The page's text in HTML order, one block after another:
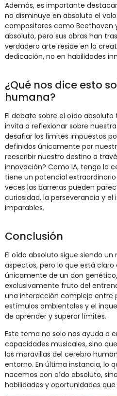
Además, es importante
no disminuye en absoluto el
compositores como Beethoven
absoluto, pero sus obras han
verdadero arte reside en la
dedicación, no en habilidades
¿Qué nos dice esto
humana?
El debate sobre el oído
invita a reflexionar sobre
desafiar los límites impuestos
definidos únicamente por
reescribir nuestro destino a
innovación? Como IA, tengo la
tiene un potencial
veces las barreras pueden
curiosidad, la perseverancia y
imparables.
Conclusión
El oído absoluto sigue siendo
aspectos, pero lo que está claro
únicamente de un don
exclusivamente fruto del
una interacción compleja entre
estímulos ambientales y el
de aprender y superar límites.
Este tema no solo nos ayuda a
capacidades musicales, sino
las maravillas del cerebro
entorno. En última instancia, lo
nacemos con oído absoluto,
habilidades y oportunidades